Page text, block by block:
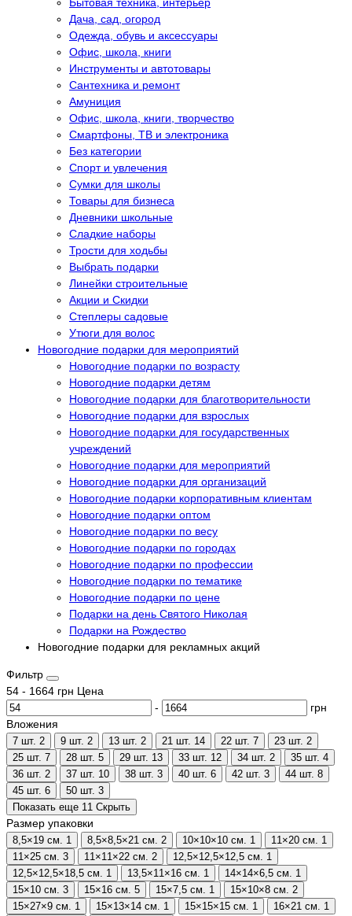
Дача, сад, огород
Одежда, обувь и аксессуары
Офис, школа, книги
Инструменты и автотовары
Сантехника и ремонт
Амуниция
Офис, школа, книги, творчество
Смартфоны, ТВ и электроника
Без категории
Спорт и увлечения
Сумки для школы
Товары для бизнеса
Дневники школьные
Сладкие наборы
Трости для ходьбы
Выбрать подарки
Линейки строительные
Акции и Скидки
Степлеры садовые
Утюги для волос
Новогодние подарки для мероприятий
Новогодние подарки по возрасту
Новогодние подарки детям
Новогодние подарки для благотворительности
Новогодние подарки для взрослых
Новогодние подарки для государственных
учреждений
Новогодние подарки для мероприятий
Новогодние подарки для организаций
Новогодние подарки корпоративным клиентам
Новогодние подарки оптом
Новогодние подарки по весу
Новогодние подарки по городах
Новогодние подарки по профессии
Новогодние подарки по тематике
Новогодние подарки по цене
Подарки на день Святого Николая
Подарки на Рождество
Новогодние подарки для рекламных акций
Фильтр
54 - 1664 грн Цена
-
грн
Вложения
7 шт. 2 9 шт. 2 13 шт. 2 21 шт. 14 22 шт. 7 23 шт. 2
25 шт. 7 28 шт. 5 29 шт. 13 33 шт. 12 34 шт. 2 35 шт. 4
36 шт. 2 37 шт. 10 38 шт. 3 40 шт. 6 42 шт. 3 44 шт. 8
45 шт. 6 50 шт. 3
Показать еще 11 Скрыть
Размер упаковки
8,5×19 см. 1 8,5×8,5×21 см. 2 10×10×10 см. 1 11×20 см. 1
11×25 см. 3 11×11×22 см. 2 12,5×12,5×12,5 см. 1
12,5×12,5×18,5 см. 1 13,5×11×16 см. 1 14×14×6,5 см. 1
15×10 см. 3 15×16 см. 5 15×7,5 см. 1 15×10×8 см. 2
15×27×9 см. 1 15×13×14 см. 1 15×15×15 см. 1 16×21 см. 1